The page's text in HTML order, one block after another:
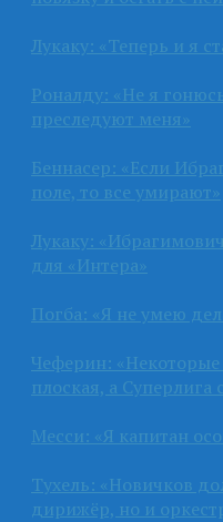
Лукаку: «Теперь и я
Роналду: «Не я
преследуют меня»
Беннасер: «Если
поле, то все умирают»
Лукаку:
для «Интера»
Погба: «Я не умею
Чеферин:
плоская, а Суперлига
Месси: «Я капитан
Тухель: «Новичков
дирижёр, но и